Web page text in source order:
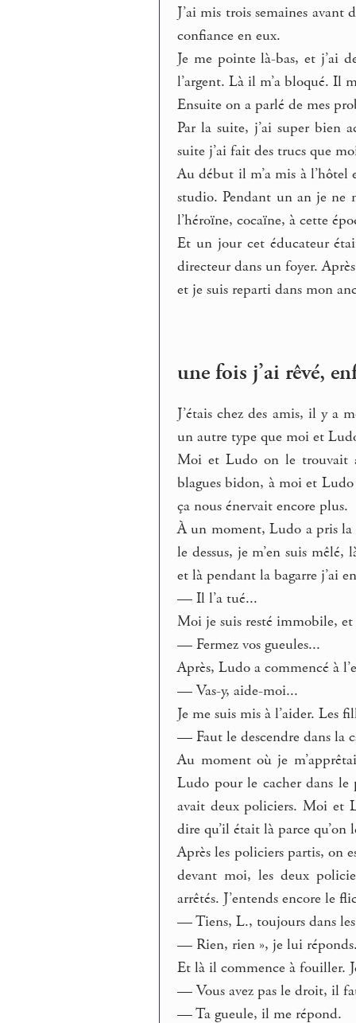
J’ai mis trois semaines
confiance en eux.
Je me pointe là-bas, et j’ai
l’argent. Là il m’a bloqué. Il
Ensuite on a parlé de mes
Par la suite, j’ai super bien
suite j’ai fait des trucs que
Au début il m’a mis à
studio. Pendant un an je ne
l’héroïne, cocaïne, à cette
Et un jour cet éducateur
directeur dans un foyer.
et je suis reparti dans mon
une fois j’ai rêvé,
J’étais chez des amis, il y a
un autre type que moi et
Moi et Ludo on le trouvait
blagues bidon, à moi et
ça nous énervait encore plus.
À un moment, Ludo a pris la
le dessus, je m’en suis mêlé,
et là pendant la bagarre j’ai
— Il l’a tué...
Moi je suis resté immobile,
— Fermez vos gueules...
Après, Ludo a commencé à
— Vas-y, aide-moi...
Je me suis mis à l’aider. Les
— Faut le descendre dans la
Au moment où je
Ludo pour le cacher dans
avait deux policiers. Moi et
dire qu’il était là parce
Après les policiers partis, on
devant moi, les deux
arrêtés. J’entends encore le
— Tiens, L., toujours dans les
— Rien, rien », je lui
Et là il commence à fouiller.
— Vous avez pas le droit, il
— Ta gueule, il me répond.